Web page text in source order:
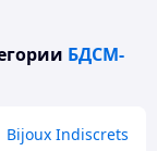
БДСМ-
Bijoux Indiscrets